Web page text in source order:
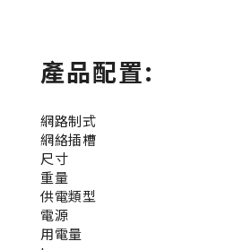
產品配置:
網路制式
網絡插槽
尺寸
重量
供電類型
電源
用電量